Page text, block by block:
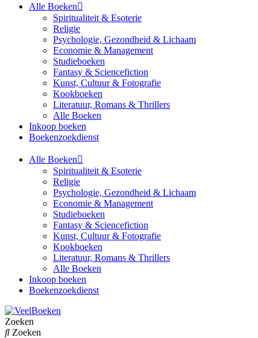
Alle Boeken
Spiritualiteit & Esoterie
Religie
Psychologie, Gezondheid & Lichaam
Economie & Management
Studieboeken
Fantasy & Sciencefiction
Kunst, Cultuur & Fotografie
Kookboeken
Literatuur, Romans & Thrillers
Alle Boeken
Inkoop boeken
Boekenzoekdienst
Alle Boeken
Spiritualiteit & Esoterie
Religie
Psychologie, Gezondheid & Lichaam
Economie & Management
Studieboeken
Fantasy & Sciencefiction
Kunst, Cultuur & Fotografie
Kookboeken
Literatuur, Romans & Thrillers
Alle Boeken
Inkoop boeken
Boekenzoekdienst
Zoeken
Zoeken